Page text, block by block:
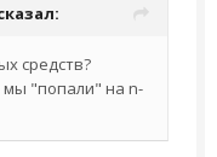
средств?
мы "попали" на n-